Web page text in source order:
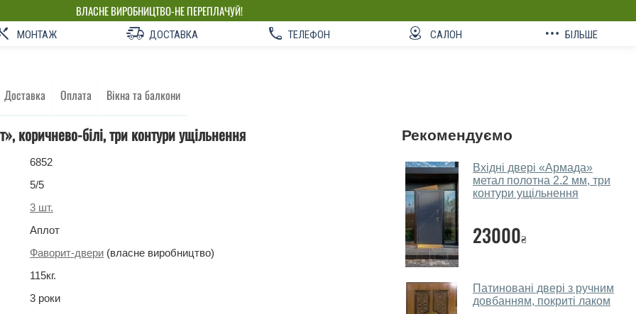
ВЛАСНЕ ВИРОБНИЦТВО-НЕ ПЕРЕПЛАЧУЙ!
МОНТАЖ ДОСТАВКА ТЕЛЕФОН САЛОН БІЛЬШЕ
Доставка Оплата Вікна та балкони
коричнево-білі, три контури ущільнення
6852
5/5
3 шт.
Аплот
Фаворит-двери (власне виробництво)
115кг.
3 роки
Рекомендуємо
Вхідні двері «Армада»
метал полотна 2.2 мм, три
контури ущільнення
23000₴
Патиновані двері з ручним
довбанням, покриті лаком